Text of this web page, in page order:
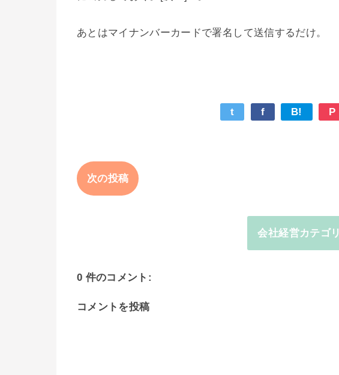
あとはマイナンバーカードで署名して送信するだけ。
t f B! P
次の投稿
会社経営カテゴリ
0 件のコメント:
コメントを投稿